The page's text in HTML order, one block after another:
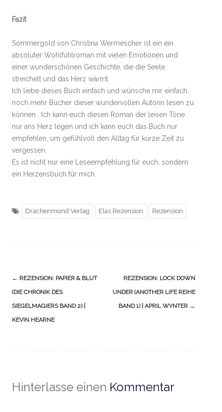
Fazit
Sommergold von Christina Wermescher ist ein ein
absoluter Wohlfühlroman mit vielen Emotionen und
einer wunderschönen Geschichte, die die Seele
streichelt und das Herz wärmt.
Ich liebe dieses Buch einfach und wünsche mir einfach,
noch mehr Bücher dieser wundervollen Autorin lesen zu
können . Ich kann euch diesen Roman der leisen Töne
nur ans Herz legen und ich kann euch das Buch nur
empfehlen, um gefühlvoll den Alltag für kurze Zeit zu
vergessen.
Es ist nicht nur eine Leseempfehlung für euch, sondern
ein Herzensbuch für mich.
Drachenmond Verlag Elas Rezension Rezension
Navigation
(Beiträge)
← REZENSION: PAPIER & BLUT
(DIE CHRONIK DES
SIEGELMAGIERS BAND 2) |
KEVIN HEARNE
REZENSION: LOCK DOWN
UNDER (ANOTHER LIFE REIHE
BAND 1) | APRIL WYNTER →
Hinterlasse einen Kommentar